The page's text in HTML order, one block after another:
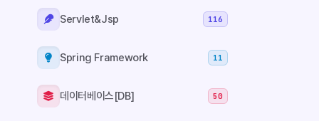
Servlet&Jsp 116
Spring Framework 11
데이터베이스[DB] 50